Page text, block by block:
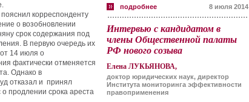
корреспонденту
о возобновлении
срок содержания под
В первую очередь их
14 июля о
фактически отменяется
Однако в
отказал и принял
продлении срока ареста
подробнее 8 июля 2014
Интервью с кандидатом в
члены Общественной палаты
РФ нового созыва
Елена ЛУКЬЯНОВА,
доктор юридических наук, директор
Института мониторинга эффективности
правоприменения